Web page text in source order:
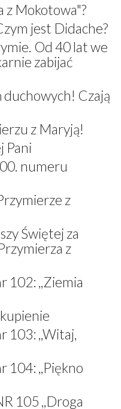
z Mokotowa"?
jest Didache?
Od 40 lat we
zabijać
duchowych! Czają
z Maryją!
Pani
numeru
z
Świętej za
z
102: ,,Ziemia
103: ,,Witaj,
104: ,,Piękno
105 ,,Droga